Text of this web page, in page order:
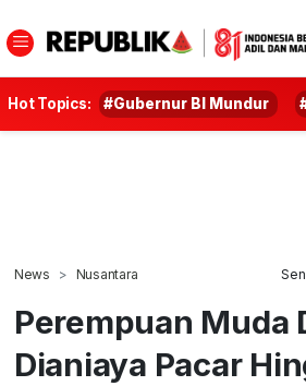
Hot Topics: #Gubernur BI Mundur
News Nusantara
Perempuan Muda
Dianiaya Pacar